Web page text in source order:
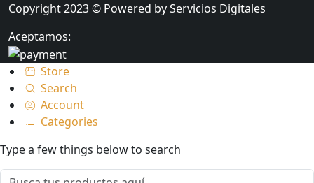
Copyright 2023 © Powered byServicios Digitales
Aceptamos:
Store
Search
Account
Categories
Type a few things below to search